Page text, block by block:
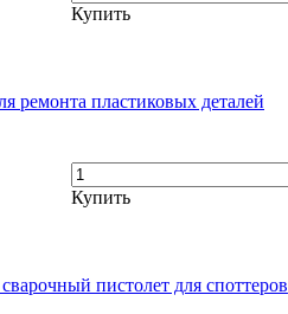
Купить
ремонта пластиковых деталей
Купить
пистолет для споттеров